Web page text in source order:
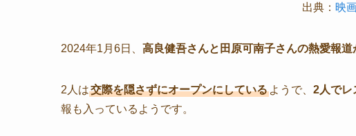
出典： 映
2024年1月6日、 高良健吾さんと田原可南子さんの熱愛報道
2人は交際を隠さずにオープンにしている ようで、 2人でレ
報も入っているようです。